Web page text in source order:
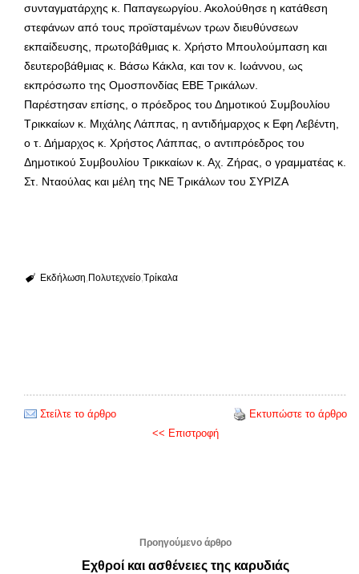
συνταγματάρχης κ. Παπαγεωργίου. Ακολούθησε η κατάθεση
στεφάνων από τους προϊσταμένων τρων διευθύνσεων
εκπαίδευσης, πρωτοβάθμιας κ. Χρήστο Μπουλούμπαση και
δευτεροβάθμιας κ. Βάσω Κάκλα, και τον κ. Ιωάννου, ως
εκπρόσωπο της Ομοσπονδίας ΕΒΕ Τρικάλων.
Παρέστησαν επίσης, ο πρόεδρος του Δημοτικού Συμβουλίου
Τρικκαίων κ. Μιχάλης Λάππας, η αντιδήμαρχος κ Εφη Λεβέντη,
ο τ. Δήμαρχος κ. Χρήστος Λάππας, ο αντιπρόεδρος του
Δημοτικού Συμβουλίου Τρικκαίων κ. Αχ. Ζήρας, ο γραμματέας κ.
Στ. Νταούλας και μέλη της ΝΕ Τρικάλων του ΣΥΡΙΖΑ
Εκδήλωση Πολυτεχνείο Τρίκαλα
Στείλτε το άρθρο
Εκτυπώστε το άρθρο
<< Επιστροφή
Προηγούμενο άρθρο
Εχθροί και ασθένειες της καρυδιάς